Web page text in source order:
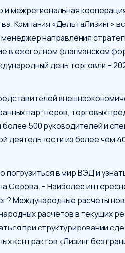
межрегиональная
Компания «ДельтаЛизинг»
направления
в ежегодном флагманском
день торговли –
партнеров, торговых
500 руководителей и
деятельности из более чем
в мир ВЭД и
Серова. – Наиболее
Международные расчеты
расчетов в текущих
при структурировании
контрактов «Лизинг без